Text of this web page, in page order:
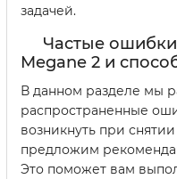
задачей.
Частые
Megane 2 и
В данном разделе мы
распространенные
возникнуть при
предложим
Это поможет вам